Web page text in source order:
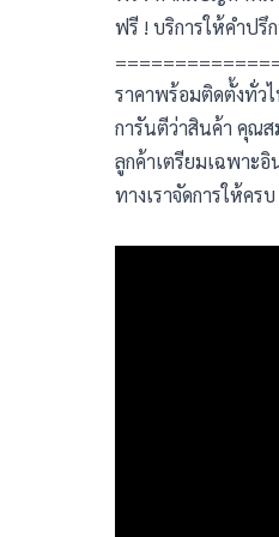
ฟรี ! บริการให้คำปรึ
ราคาพร้อมติดตั้งทั่ว
การันตีว่าสินค้า คุณ
ลูกค้าเตรียมเฉพาะ
ทางเราจัดการให้คร